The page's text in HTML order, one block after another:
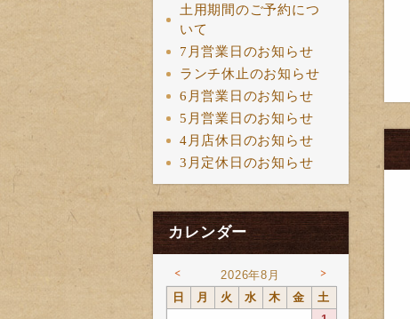
土用期間のご予約につ
いて
7月営業日のお知らせ
ランチ休止のお知らせ
6月営業日のお知らせ
5月営業日のお知らせ
4月店休日のお知らせ
3月定休日のお知らせ
カレンダー
< 2026年8月 >
日 月 火 水 木 金
土